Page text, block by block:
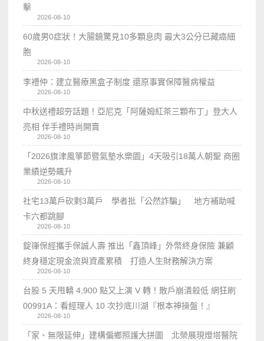
擊
2026-08-10
60歲男0症狀！大腸鏡驚見10多顆息肉 最大3公分已藏癌細
胞
2026-08-10
李禮仲：建立醫療黑盒子制度 還原事實保障醫病權益
2026-08-10
中秋送禮超夯話題！亞尼克「阿薩姆紅茶三顆布丁」登大人
亮相 伴手禮時尚開賣
2026-08-10
「2026旗津風箏節暨氣墊水樂園」4天吸引18萬人朝聖 商圈
業績逆勢飆升
2026-08-10
社宅13萬戶砍剩3萬戶 學者批「公然詐騙」 地方補助喊
卡六都跳腳
2026-08-10
錠嵂保經攜手保誠人壽 推出「鑫頂峰」外幣終身保險 兼顧
終身穩定現金流與資產累積 打造人生財務解決方案
2026-08-10
台股 5 天甩轎 4,900 點又上演 V 轉！散戶崩潰殺低 網狂刷
00991A：看經理人 10 次抄底川湖『根本神操盤！』
2026-08-10
「家、無限延伸」建構偏鄉照護大拼圖 北榮展現燈塔醫院